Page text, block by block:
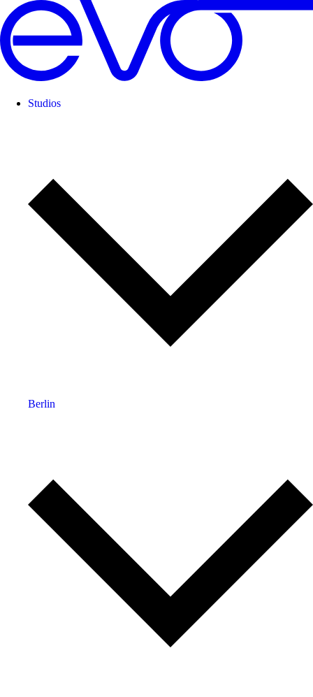
Studios
Berlin